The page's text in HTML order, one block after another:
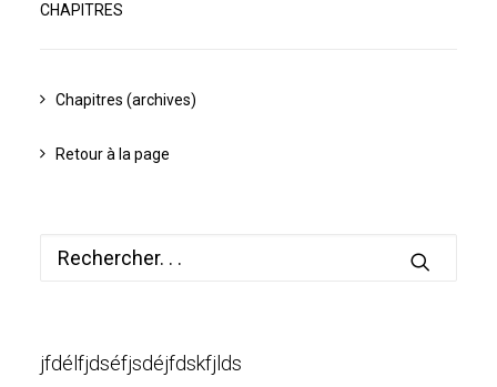
CHAPITRES
Chapitres (archives)
Retour à la page
jfdélfjdséfjsdéjfdskfjlds